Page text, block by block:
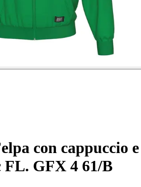
con cappuccio e
GFX 4 61/B